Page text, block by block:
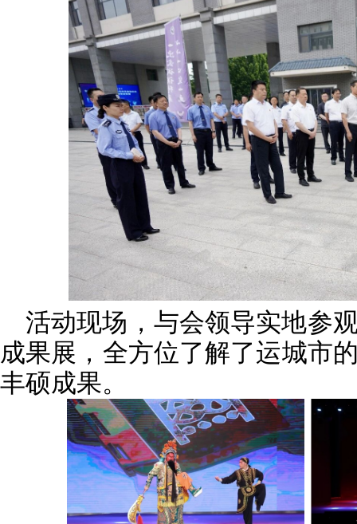
活动现场，与会领导实地参
成果展，全方位了解了运城市
丰硕成果。